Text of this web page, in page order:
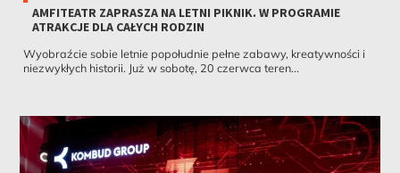
AMFITEATR ZAPRASZA NA LETNI PIKNIK. W PROGRAMIE
ATRAKCJE DLA CAŁYCH RODZIN
Wyobraźcie sobie letnie popołudnie pełne zabawy, kreatywności i
niezwykłych historii. Już w sobotę, 20 czerwca teren...